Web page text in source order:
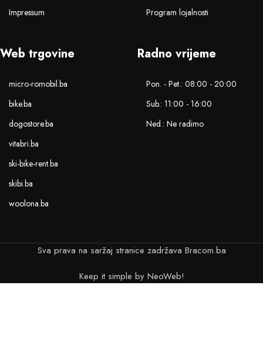
Impressum
Program lojalnosti
Web trgovine
micro-romobil.ba
bike.ba
dogostore.ba
vitabri.ba
ski-bike-rent.ba
skibi.ba
woolona.ba
Radno vrijeme
Pon. - Pet.: 08:00 - 20:00
Sub.: 11:00 - 16:00
Ned.: Ne radimo
Sva prava na saržaj stranice zadržava Bracom.ba
Keep it simple by NeoWeb!